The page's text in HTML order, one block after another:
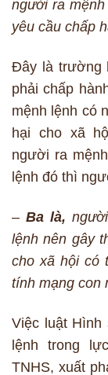
người ra
yêu cầu chấp
Đây là trường
phải chấp
mệnh lệnh có
hại cho xã
người ra
lệnh đó thì
–Ba là,
lệnh nên gây
cho xã hội có
tính mạng con
Việc luật Hình
lệnh trong
TNHS, xuất